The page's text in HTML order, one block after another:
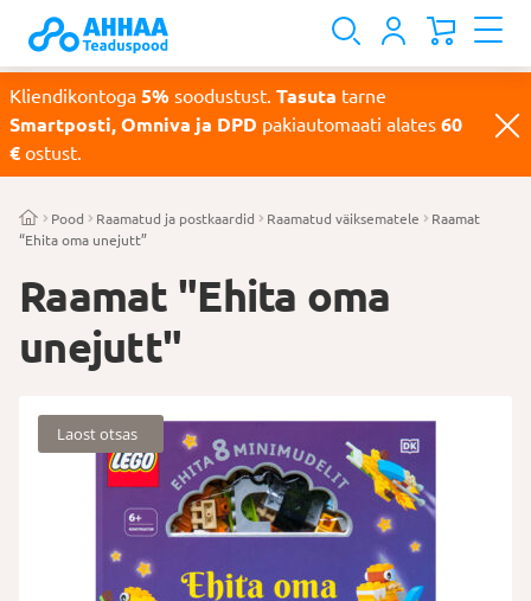
Kliendikontoga 5% soodustust. Tasuta tarne
Smartposti, Omniva ja DPD pakiautomaati alates 60
€ ostust.
Pood Raamatud ja postkaardid Raamatud väiksematele
Raamat
“Ehita oma unejutt”
Raamat "Ehita oma
unejutt"
Laost otsas